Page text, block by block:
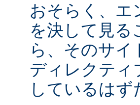
おそらく、エ
を決して見る
ら、そのサイ
ディレクティ
しているは